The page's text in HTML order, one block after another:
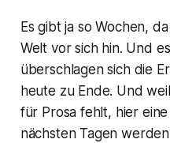
Es gibt ja so Wochen,
Welt vor sich hin. Und
überschlagen sich die
heute zu Ende. Und
für Prosa fehlt, hier
nächsten Tagen